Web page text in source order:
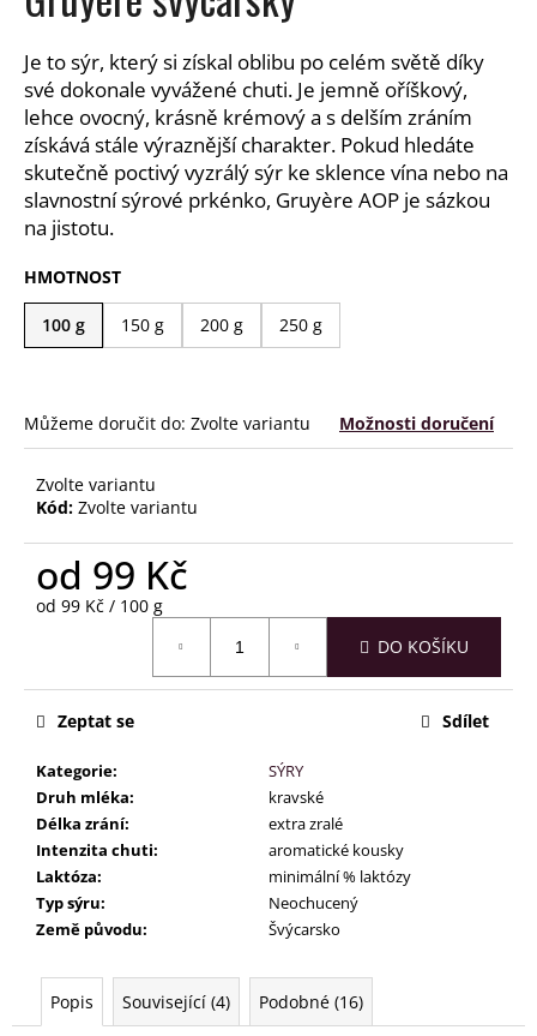
Je to sýr, který si získal oblibu po celém světě díky
své dokonale vyvážené chuti. Je jemně oříškový,
lehce ovocný, krásně krémový a s delším zráním
získává stále výraznější charakter. Pokud hledáte
skutečně poctivý vyzrálý sýr ke sklence vína nebo na
slavnostní sýrové prkénko, Gruyère AOP je sázkou
na jistotu.
HMOTNOST
100 g 150 g 200 g 250 g
Můžeme doručit do: Zvolte variantu Možnosti doručení
Zvolte variantu
Kód: Zvolte variantu
od 99 Kč
Měrná
od 99 Kč / 100 g
DO KOŠÍKU
Kategorie:
SÝRY
Druh mléka:
kravské
Délka zrání:
extra zralé
Intenzita chuti:
aromatické kousky
Laktóza:
minimální % laktózy
Typ sýru:
Neochucený
Země původu: Švýcarsko
Zeptat se Sdílet
Popis Související (4) Podobné (16)
a
j
í
t
?
o
p
č